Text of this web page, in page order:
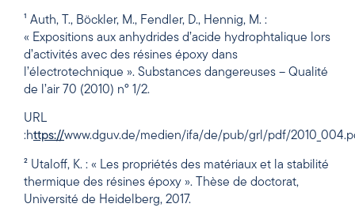
¹ Auth, T., Böckler, M., Fendler, D., Hennig, M. :
« Expositions aux anhydrides d’acide hydrophtalique lors
d’activités avec des résines époxy dans
l’électrotechnique ». Substances dangereuses – Qualité
de l’air 70 (2010) n° 1/2.
URL
:https://www.dguv.de/medien/ifa/de/pub/grl/pdf/
² Utaloff, K. : « Les propriétés des matériaux et la stabilité
thermique des résines époxy ». Thèse de doctorat,
Université de Heidelberg, 2017.